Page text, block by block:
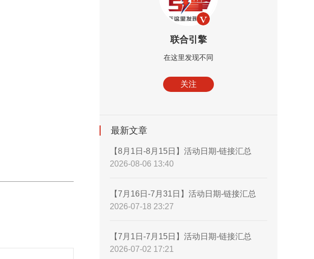
联合引擎
在这里发现不同
关注
最新文章
【8月1日-8月15日】活动日期-链接汇总
2026-08-06 13:40
【7月16日-7月31日】活动日期-链接汇总
2026-07-18 23:27
【7月1日-7月15日】活动日期-链接汇总
2026-07-02 17:21